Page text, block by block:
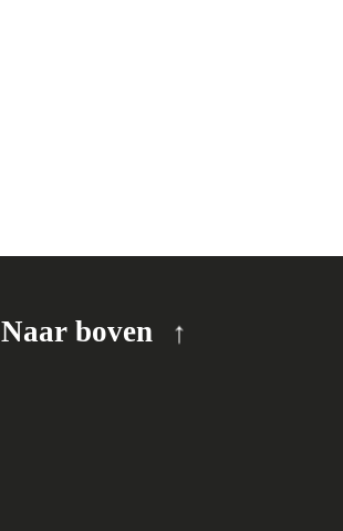
Naar boven